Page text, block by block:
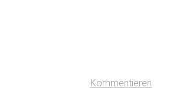
Kommentieren